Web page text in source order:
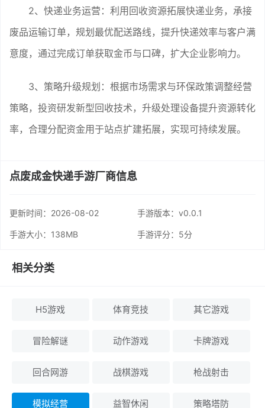
2、快递业务运营：利用回收资源拓展快递业务，承接
废品运输订单，规划最优配送路线，提升快递效率与客户满
意度，通过完成订单获取金币与口碑，扩大企业影响力。
3、策略升级规划：根据市场需求与环保政策调整经营
策略，投资研发新型回收技术，升级处理设备提升资源转化
率，合理分配资金用于站点扩建拓展，实现可持续发展。
点废成金快递手游厂商信息
更新时间： 2026-08-02 手游版本：v0.0.1
手游大小：138MB 手游评分： 5分
相关分类
H5游戏 体育竞技 其它游戏
冒险解谜 动作游戏 卡牌游戏
回合网游 战棋游戏 枪战射击
模拟经营 益智休闲 策略塔防